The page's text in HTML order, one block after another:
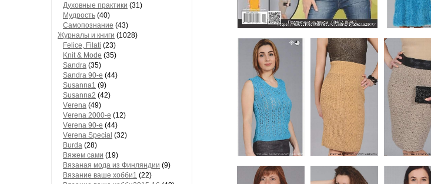
Духовные практики (31)
Мудрость (40)
Самопознание (43)
Журналы и книги (1028)
Felice, Filati (23)
Knit & Mode (35)
Sandra (35)
Sandra 90-е (44)
Susanna1 (9)
Susanna2 (42)
Vеrеnа (49)
Vеrеnа 2000-е (12)
Vеrеnа 90-е (44)
Vеrеnа Special (32)
Вurdа (28)
Вяжем сами (19)
Вязаная мода из Финляндии (9)
Вязание ваше хобби1 (22)